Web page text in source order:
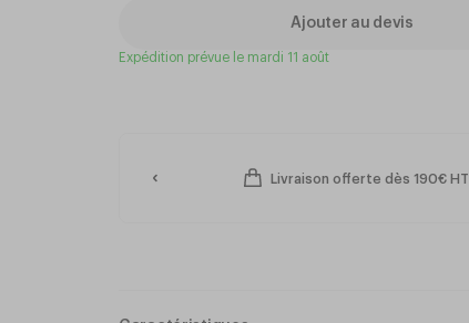
Ajouter au devis
Expédition prévue le mardi 11 août
Livraison offerte dès 190€ HT